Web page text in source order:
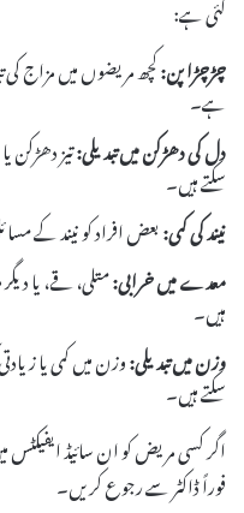
گئی ہے:
چڑچڑا پن:کچھ مریضوں میں مزاج
ہے۔
دل کی دھڑکن میں تبدیلی:تیز دھڑکن
سکتے ہیں۔
نیند کی کمی:بعض افراد کو نیند کے
معدے میں خرابی:متلی، قے، یا
ہیں۔
وزن میں تبدیلی:وزن میں کمی یا
سکتے ہیں۔
اگر کسی مریض کو ان سائیڈ
فوراً ڈاکٹر سے رجوع کریں۔